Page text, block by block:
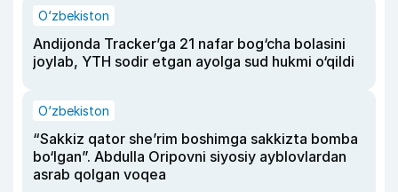
O‘zbekiston
Andijonda Tracker’ga 21 nafar bog‘cha bolasini
joylab, YTH sodir etgan ayolga sud hukmi o‘qildi
O‘zbekiston
“Sakkiz qator she’rim boshimga sakkizta bomba
bo‘lgan”. Abdulla Oripovni siyosiy ayblovlardan
asrab qolgan voqea